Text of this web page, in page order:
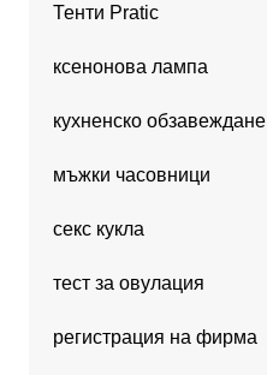
Тенти Pratic
ксенонова лампа
кухненско обзавеждане
мъжки часовници
секс кукла
тест за овулация
регистрация на фирма